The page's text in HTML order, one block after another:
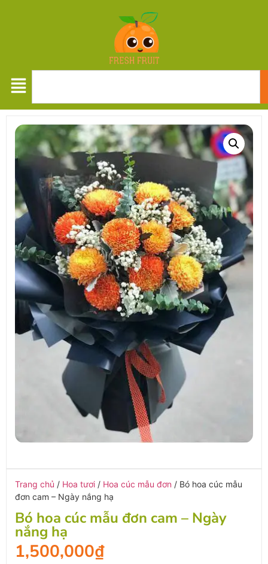
Trang chủ / Hoa tươi / Hoa cúc mẫu đơn / Bó hoa cúc mẫu
đơn cam – Ngày nắng hạ
Bó hoa cúc mẫu đơn cam – Ngày
nắng hạ
1,500,000₫